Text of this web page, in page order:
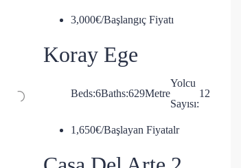
3,000€/Başlangıç Fiyatı
Koray Ege
Beds:6Baths:629Metre
Yolcu
Sayısı:
12
1,650€/Başlayan Fiyatalr